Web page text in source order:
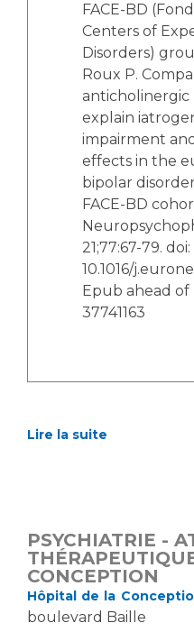
FACE-BD
Centers of
Disorders)
Roux P.
anticholinergic
explain
impairment
effects in the
bipolar
FACE-BD
21;77:67-79. doi:
10.1016/
Epub ahead of
37741163
Lire la suite
PSYCHIATRIE -
CONCEPTION
Hôpital de la
boulevard Baille